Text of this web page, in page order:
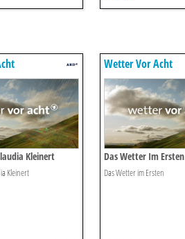
Kleinert
Kleinert
Wetter Vor Acht
Das Wetter Im Ersten
Das Wetter im Ersten